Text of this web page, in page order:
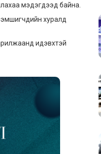
мэдэгдээд байна.
хуралд
идэвхтэй